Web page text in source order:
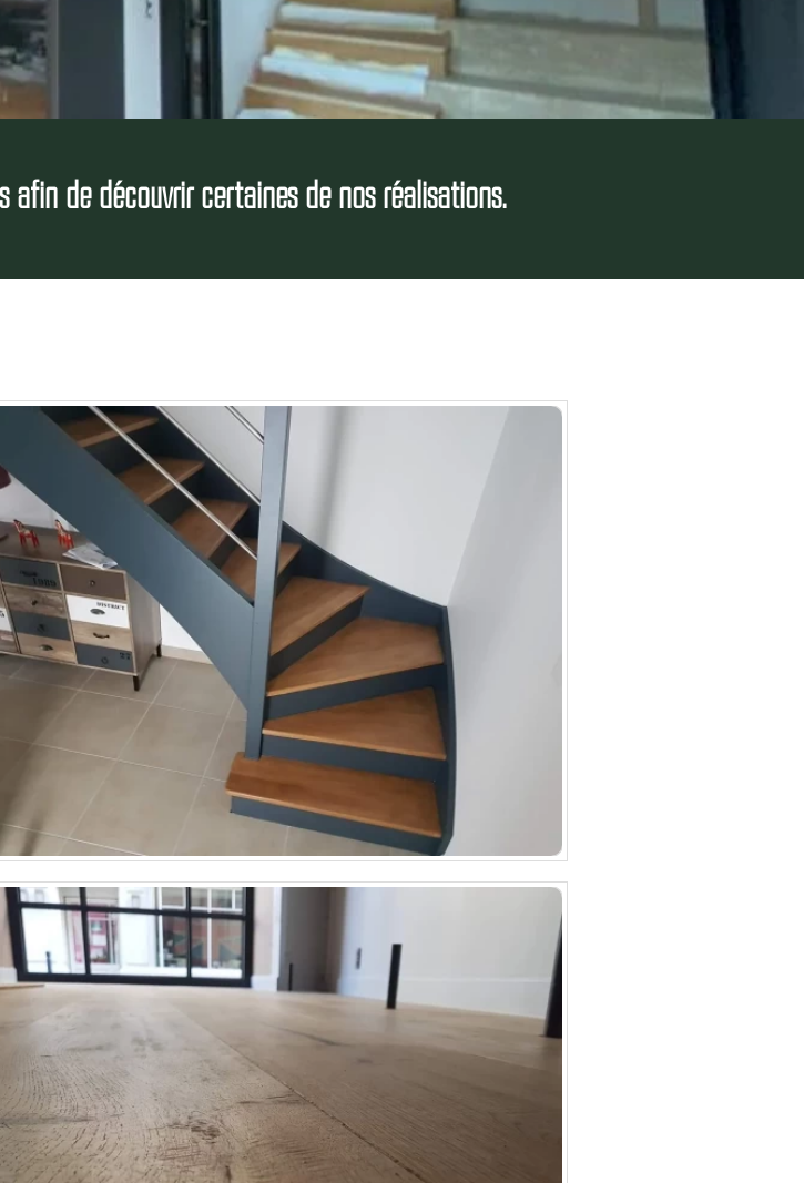
afin de découvrir certaines de nos réalisations.